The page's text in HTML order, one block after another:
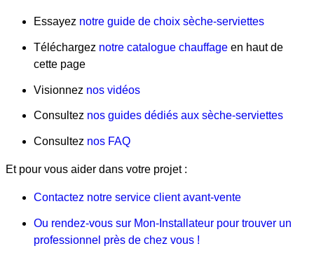
Essayez notre guide de choix sèche-serviettes
Téléchargez notre catalogue chauffage en haut de
cette page
Visionnez nos vidéos
Consultez nos guides dédiés aux sèche-serviettes
Consultez nos FAQ
Et pour vous aider dans votre projet :
Contactez notre service client avant-vente
Ou rendez-vous sur Mon-Installateur pour trouver un
professionnel près de chez vous !